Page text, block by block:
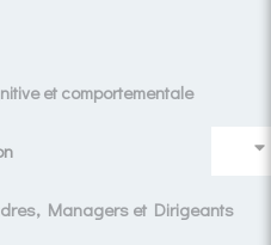
et comportementale
Managers et Dirigeants